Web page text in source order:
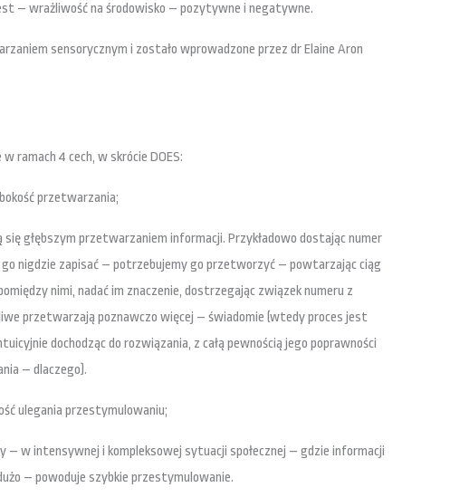
– wrażliwość na środowisko – pozytywne i negatywne.
sensorycznym i zostało wprowadzone przez dr Elaine Aron
ramach 4 cech, w skrócie DOES:
przetwarzania;
głębszym przetwarzaniem informacji. Przykładowo dostając numer
go nigdzie zapisać – potrzebujemy go przetworzyć – powtarzając ciąg
nimi, nadać im znaczenie, dostrzegając związek numeru z
przetwarzają poznawczo więcej – świadomie (wtedy proces jest
dochodząc do rozwiązania, z całą pewnością jego poprawności
– dlaczego).
ulegania przestymulowaniu;
– w intensywnej i kompleksowej sytuacji społecznej – gdzie informacji
– powoduje szybkie przestymulowanie.